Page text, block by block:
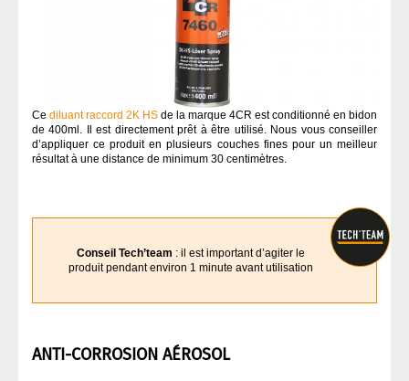
Ce diluant raccord 2K HS de la marque 4CR est conditionné en bidon
de 400ml. Il est directement prêt à être utilisé. Nous vous conseiller
d’appliquer ce produit en plusieurs couches fines pour un meilleur
résultat à une distance de minimum 30 centimètres.
Conseil Tech’team : il est important d’agiter le
produit pendant environ 1 minute avant utilisation
ANTI-CORROSION AÉROSOL